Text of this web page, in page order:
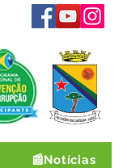
📰Notícias